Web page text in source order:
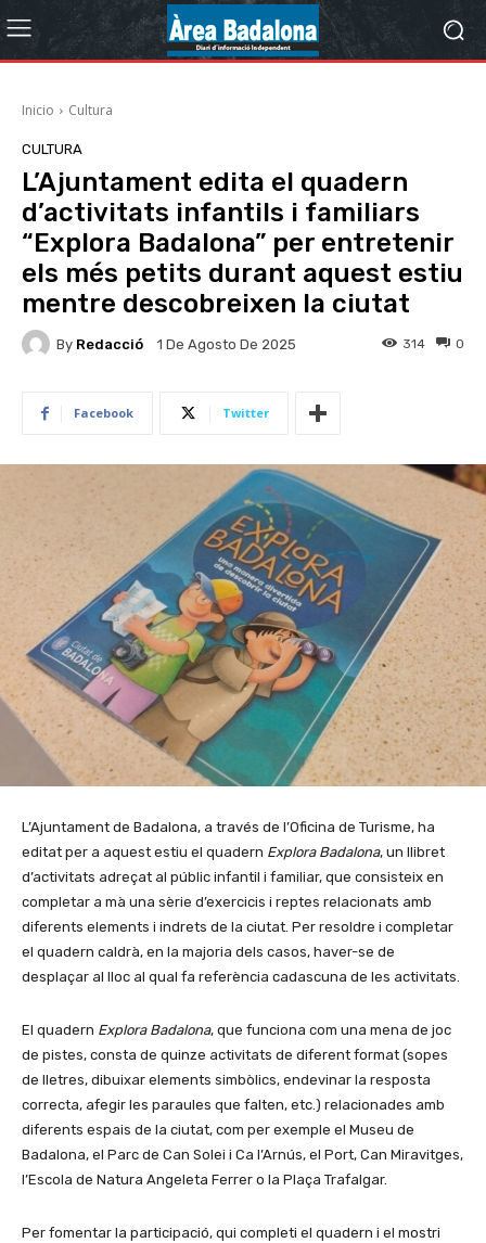
Inicio Cultura
CULTURA
L’Ajuntament edita el quadern
d’activitats infantils i familiars
“Explora Badalona” per entretenir
els més petits durant aquest estiu
mentre descobreixen la ciutat
By Redacció 1 De Agosto De 2025 0
314
Facebook Twitter
L’Ajuntament de Badalona, a través de l’Oficina de Turisme, ha
editat per a aquest estiu el quadern Explora Badalona, un llibret
d’activitats adreçat al públic infantil i familiar, que consisteix en
completar a mà una sèrie d’exercicis i reptes relacionats amb
diferents elements i indrets de la ciutat. Per resoldre i completar
el quadern caldrà, en la majoria dels casos, haver-se de
desplaçar al lloc al qual fa referència cadascuna de les activitats.
El quadern Explora Badalona, que funciona com una mena de joc
de pistes, consta de quinze activitats de diferent format (sopes
de lletres, dibuixar elements simbòlics, endevinar la resposta
correcta, afegir les paraules que falten, etc.) relacionades amb
diferents espais de la ciutat, com per exemple el Museu de
Badalona, el Parc de Can Solei i Ca l’Arnús, el Port, Can Miravitges,
l’Escola de Natura Angeleta Ferrer o la Plaça Trafalgar.
Per fomentar la participació, qui completi el quadern i el mostri